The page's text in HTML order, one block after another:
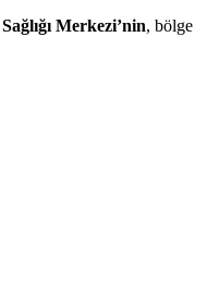
Merkezi’nin, bölge